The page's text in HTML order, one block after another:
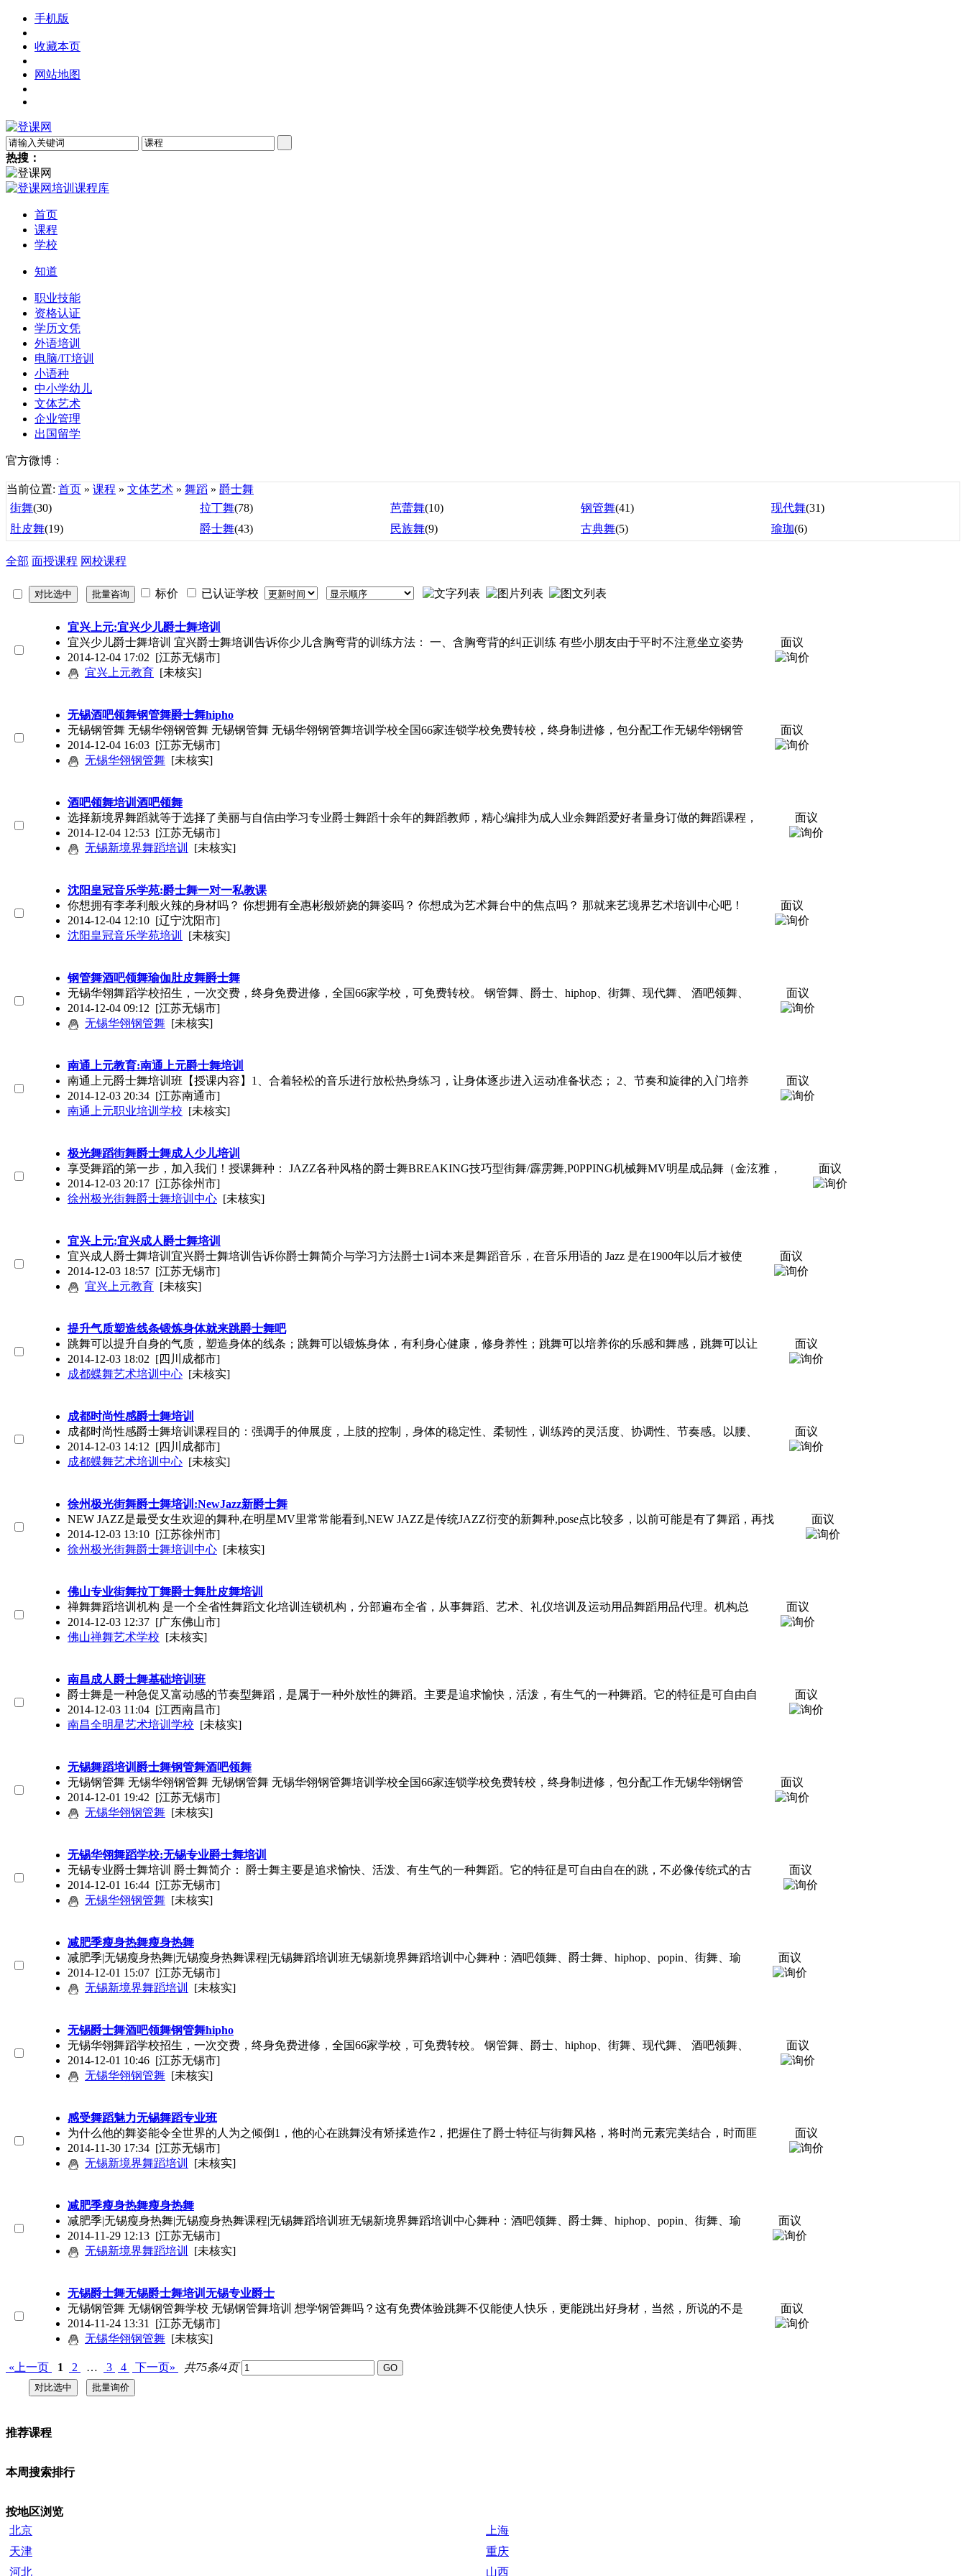
手机版
收藏本页
网站地图
热搜：
首页
课程
学校
知道
职业技能
资格认证
学历文凭
外语培训
电脑/IT培训
小语种
中小学幼儿
文体艺术
企业管理
出国留学
官方微博：
当前位置: 首页 » 课程 » 文体艺术 » 舞蹈 » 爵士舞
街舞(30) 拉丁舞(78) 芭蕾舞(10) 钢管舞(41) 现代舞(31)
肚皮舞(19) 爵士舞(43) 民族舞(9) 古典舞(5) 瑜珈(6)
全部 面授课程 网校课程
标价 已认证学校
宜兴上元:宜兴少儿爵士舞培训
宜兴少儿爵士舞培训 宜兴爵士舞培训告诉你少儿含胸弯背的训练方法： 一、含胸弯背的纠正训练 有些小朋友由于平时不注意坐立姿势
2014-12-04 17:02 [江苏无锡市]
宜兴上元教育 [未核实]
面议
无锡酒吧领舞钢管舞爵士舞hipho
无锡钢管舞 无锡华翎钢管舞 无锡钢管舞 无锡华翎钢管舞培训学校全国66家连锁学校免费转校，终身制进修，包分配工作无锡华翎钢管
2014-12-04 16:03 [江苏无锡市]
无锡华翎钢管舞 [未核实]
面议
酒吧领舞培训酒吧领舞
选择新境界舞蹈就等于选择了美丽与自信由学习专业爵士舞蹈十余年的舞蹈教师，精心编排为成人业余舞蹈爱好者量身订做的舞蹈课程，
2014-12-04 12:53 [江苏无锡市]
无锡新境界舞蹈培训
[未核实]
面议
沈阳皇冠音乐学苑:爵士舞一对一私教课
你想拥有李孝利般火辣的身材吗？ 你想拥有全惠彬般娇娆的舞姿吗？ 你想成为艺术舞台中的焦点吗？ 那就来艺境界艺术培训中心吧！
2014-12-04 12:10 [辽宁沈阳市]
沈阳皇冠音乐学苑培训
[未核实]
面议
钢管舞酒吧领舞瑜伽肚皮舞爵士舞
无锡华翎舞蹈学校招生，一次交费，终身免费进修，全国66家学校，可免费转校。 钢管舞、爵士、hiphop、街舞、现代舞、 酒吧领舞、
2014-12-04 09:12 [江苏无锡市]
无锡华翎钢管舞 [未核实]
面议
南通上元教育:南通上元爵士舞培训
南通上元爵士舞培训班【授课内容】1、合着轻松的音乐进行放松热身练习，让身体逐步进入运动准备状态； 2、节奏和旋律的入门培养
2014-12-03 20:34 [江苏南通市]
南通上元职业培训学校 [未核实]
面议
极光舞蹈街舞爵士舞成人少儿培训
享受舞蹈的第一步，加入我们！授课舞种： JAZZ各种风格的爵士舞BREAKING技巧型街舞/霹雳舞,P0PPING机械舞MV明星成品舞（金泫雅，
2014-12-03 20:17 [江苏徐州市]
徐州极光街舞爵士舞培训中心 [未核实]
面议
宜兴上元:宜兴成人爵士舞培训
宜兴成人爵士舞培训宜兴爵士舞培训告诉你爵士舞简介与学习方法爵士1词本来是舞蹈音乐，在音乐用语的 Jazz 是在1900年以后才被使
2014-12-03 18:57 [江苏无锡市]
宜兴上元教育 [未核实]
面议
提升气质塑造线条锻炼身体就来跳爵士舞吧
跳舞可以提升自身的气质，塑造身体的线条；跳舞可以锻炼身体，有利身心健康，修身养性；跳舞可以培养你的乐感和舞感，跳舞可以让
2014-12-03 18:02 [四川成都市]
成都蝶舞艺术培训中心 [未核实]
面议
成都时尚性感爵士舞培训
成都时尚性感爵士舞培训课程目的：强调手的伸展度，上肢的控制，身体的稳定性、柔韧性，训练跨的灵活度、协调性、节奏感。以腰、
2014-12-03 14:12 [四川成都市]
成都蝶舞艺术培训中心 [未核实]
面议
徐州极光街舞爵士舞培训:NewJazz新爵士舞
NEW JAZZ是最受女生欢迎的舞种,在明星MV里常常能看到,NEW JAZZ是传统JAZZ衍变的新舞种,pose点比较多，以前可能是有了舞蹈，再找
2014-12-03 13:10 [江苏徐州市]
徐州极光街舞爵士舞培训中心 [未核实]
面议
佛山专业街舞拉丁舞爵士舞肚皮舞培训
禅舞舞蹈培训机构 是一个全省性舞蹈文化培训连锁机构，分部遍布全省，从事舞蹈、艺术、礼仪培训及运动用品舞蹈用品代理。机构总
2014-12-03 12:37 [广东佛山市]
佛山禅舞艺术学校 [未核实]
面议
南昌成人爵士舞基础培训班
爵士舞是一种急促又富动感的节奏型舞蹈，是属于一种外放性的舞蹈。主要是追求愉快，活泼，有生气的一种舞蹈。它的特征是可自由自
2014-12-03 11:04 [江西南昌市]
南昌全明星艺术培训学校 [未核实]
面议
无锡舞蹈培训爵士舞钢管舞酒吧领舞
无锡钢管舞 无锡华翎钢管舞 无锡钢管舞 无锡华翎钢管舞培训学校全国66家连锁学校免费转校，终身制进修，包分配工作无锡华翎钢管
2014-12-01 19:42 [江苏无锡市]
无锡华翎钢管舞 [未核实]
面议
无锡华翎舞蹈学校:无锡专业爵士舞培训
无锡专业爵士舞培训 爵士舞简介： 爵士舞主要是追求愉快、活泼、有生气的一种舞蹈。它的特征是可自由自在的跳，不必像传统式的古
2014-12-01 16:44 [江苏无锡市]
无锡华翎钢管舞 [未核实]
面议
减肥季瘦身热舞瘦身热舞
减肥季|无锡瘦身热舞|无锡瘦身热舞课程|无锡舞蹈培训班无锡新境界舞蹈培训中心舞种：酒吧领舞、爵士舞、hiphop、popin、街舞、瑜
2014-12-01 15:07 [江苏无锡市]
无锡新境界舞蹈培训
[未核实]
面议
无锡爵士舞酒吧领舞钢管舞hipho
无锡华翎舞蹈学校招生，一次交费，终身免费进修，全国66家学校，可免费转校。 钢管舞、爵士、hiphop、街舞、现代舞、 酒吧领舞、
2014-12-01 10:46 [江苏无锡市]
无锡华翎钢管舞 [未核实]
面议
感受舞蹈魅力无锡舞蹈专业班
为什么他的舞姿能令全世界的人为之倾倒1，他的心在跳舞没有矫揉造作2，把握住了爵士特征与街舞风格，将时尚元素完美结合，时而匪
2014-11-30 17:34 [江苏无锡市]
无锡新境界舞蹈培训
[未核实]
面议
减肥季瘦身热舞瘦身热舞
减肥季|无锡瘦身热舞|无锡瘦身热舞课程|无锡舞蹈培训班无锡新境界舞蹈培训中心舞种：酒吧领舞、爵士舞、hiphop、popin、街舞、瑜
2014-11-29 12:13 [江苏无锡市]
无锡新境界舞蹈培训
[未核实]
面议
无锡爵士舞无锡爵士舞培训无锡专业爵士
无锡钢管舞 无锡钢管舞学校 无锡钢管舞培训 想学钢管舞吗？这有免费体验跳舞不仅能使人快乐，更能跳出好身材，当然，所说的不是
2014-11-24 13:31 [江苏无锡市]
无锡华翎钢管舞 [未核实]
面议
«上一页 1 2 … 3 4 下一页» 共75条/4页
推荐课程
本周搜索排行
按地区浏览
北京
上海
天津
重庆
河北
山西